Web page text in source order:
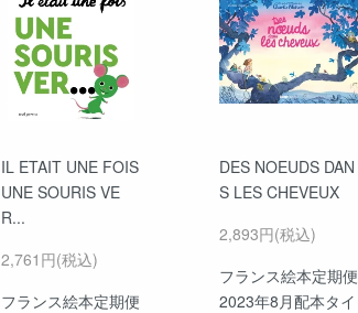
IL ETAIT UNE FOIS
UNE SOURIS VE
R...
2,761円(税込)
フランス絵本定期便
DES NOEUDS DAN
S LES CHEVEUX
2,893円(税込)
フランス絵本定期便
2023年8月配本タイ